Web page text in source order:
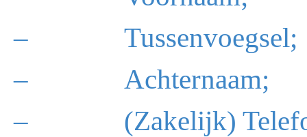
– Tussenvoegsel;
– Achternaam;
– (Zakelijk)